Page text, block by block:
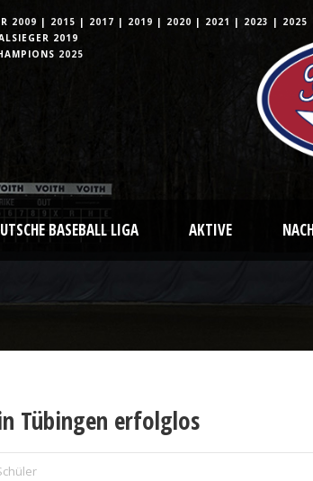
2009 | 2015 | 2017 | 2019 | 2020 | 2021 | 2023 | 2025
2019
2025
BASEBALL LIGA AKTIVE
Tübingen erfolglos